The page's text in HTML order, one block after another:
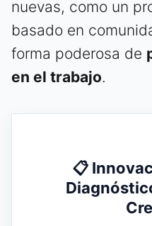
nuevas, como un
basado en
forma poderosa de
en el trabajo.
📋